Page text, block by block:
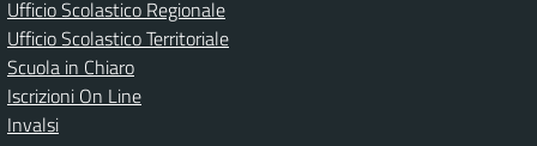
Ufficio Scolastico Regionale
Ufficio Scolastico Territoriale
Scuola in Chiaro
Iscrizioni On Line
Invalsi